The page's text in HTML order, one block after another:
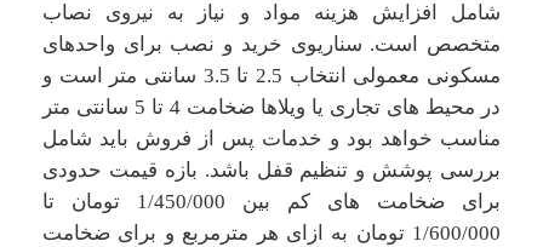
شامل افزایش هزینه مواد و نیاز به نیروی نصاب
متخصص است. سناریوی خرید و نصب برای واحدهای
مسکونی معمولی انتخاب 2.5 تا 3.5 سانتی متر است و
در محیط های تجاری یا ویلاها ضخامت 4 تا 5 سانتی متر
مناسب خواهد بود و خدمات پس از فروش باید شامل
بررسی پوشش و تنظیم قفل باشد. بازه قیمت حدودی
برای ضخامت های کم بین 1/450/000 تومان تا
1/600/000 تومان به ازای هر مترمربع و برای ضخامت